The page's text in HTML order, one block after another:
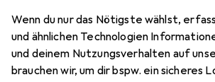
Wenn du nur das Nötigste wählst,
und ähnlichen Technologien
und deinem Nutzungsverhalten auf
brauchen wir, um dir bspw. ein sicheres
EUR
45,95
Brütting
39